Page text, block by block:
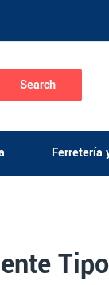
Search
Ferretería